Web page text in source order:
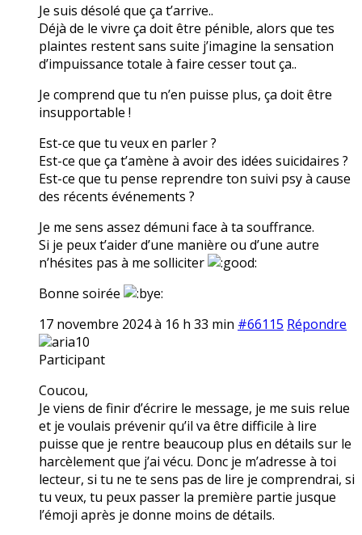
Je suis désolé que ça t’arrive..
Déjà de le vivre ça doit être pénible, alors que tes
plaintes restent sans suite j’imagine la sensation
d’impuissance totale à faire cesser tout ça..
Je comprend que tu n’en puisse plus, ça doit être
insupportable !
Est-ce que tu veux en parler ?
Est-ce que ça t’amène à avoir des idées suicidaires ?
Est-ce que tu pense reprendre ton suivi psy à cause
des récents événements ?
Je me sens assez démuni face à ta souffrance.
Si je peux t’aider d’une manière ou d’une autre
n’hésites pas à me solliciter
Bonne soirée
17 novembre 2024 à 16 h 33 min #66115 Répondre
aria10
Participant
Coucou,
Je viens de finir d’écrire le message, je me suis relue
et je voulais prévenir qu’il va être difficile à lire
puisse que je rentre beaucoup plus en détails sur le
harcèlement que j’ai vécu. Donc je m’adresse à toi
lecteur, si tu ne te sens pas de lire je comprendrai, si
tu veux, tu peux passer la première partie jusque
l’émoji après je donne moins de détails.